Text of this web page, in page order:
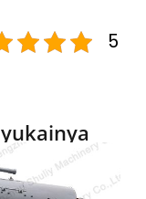
5